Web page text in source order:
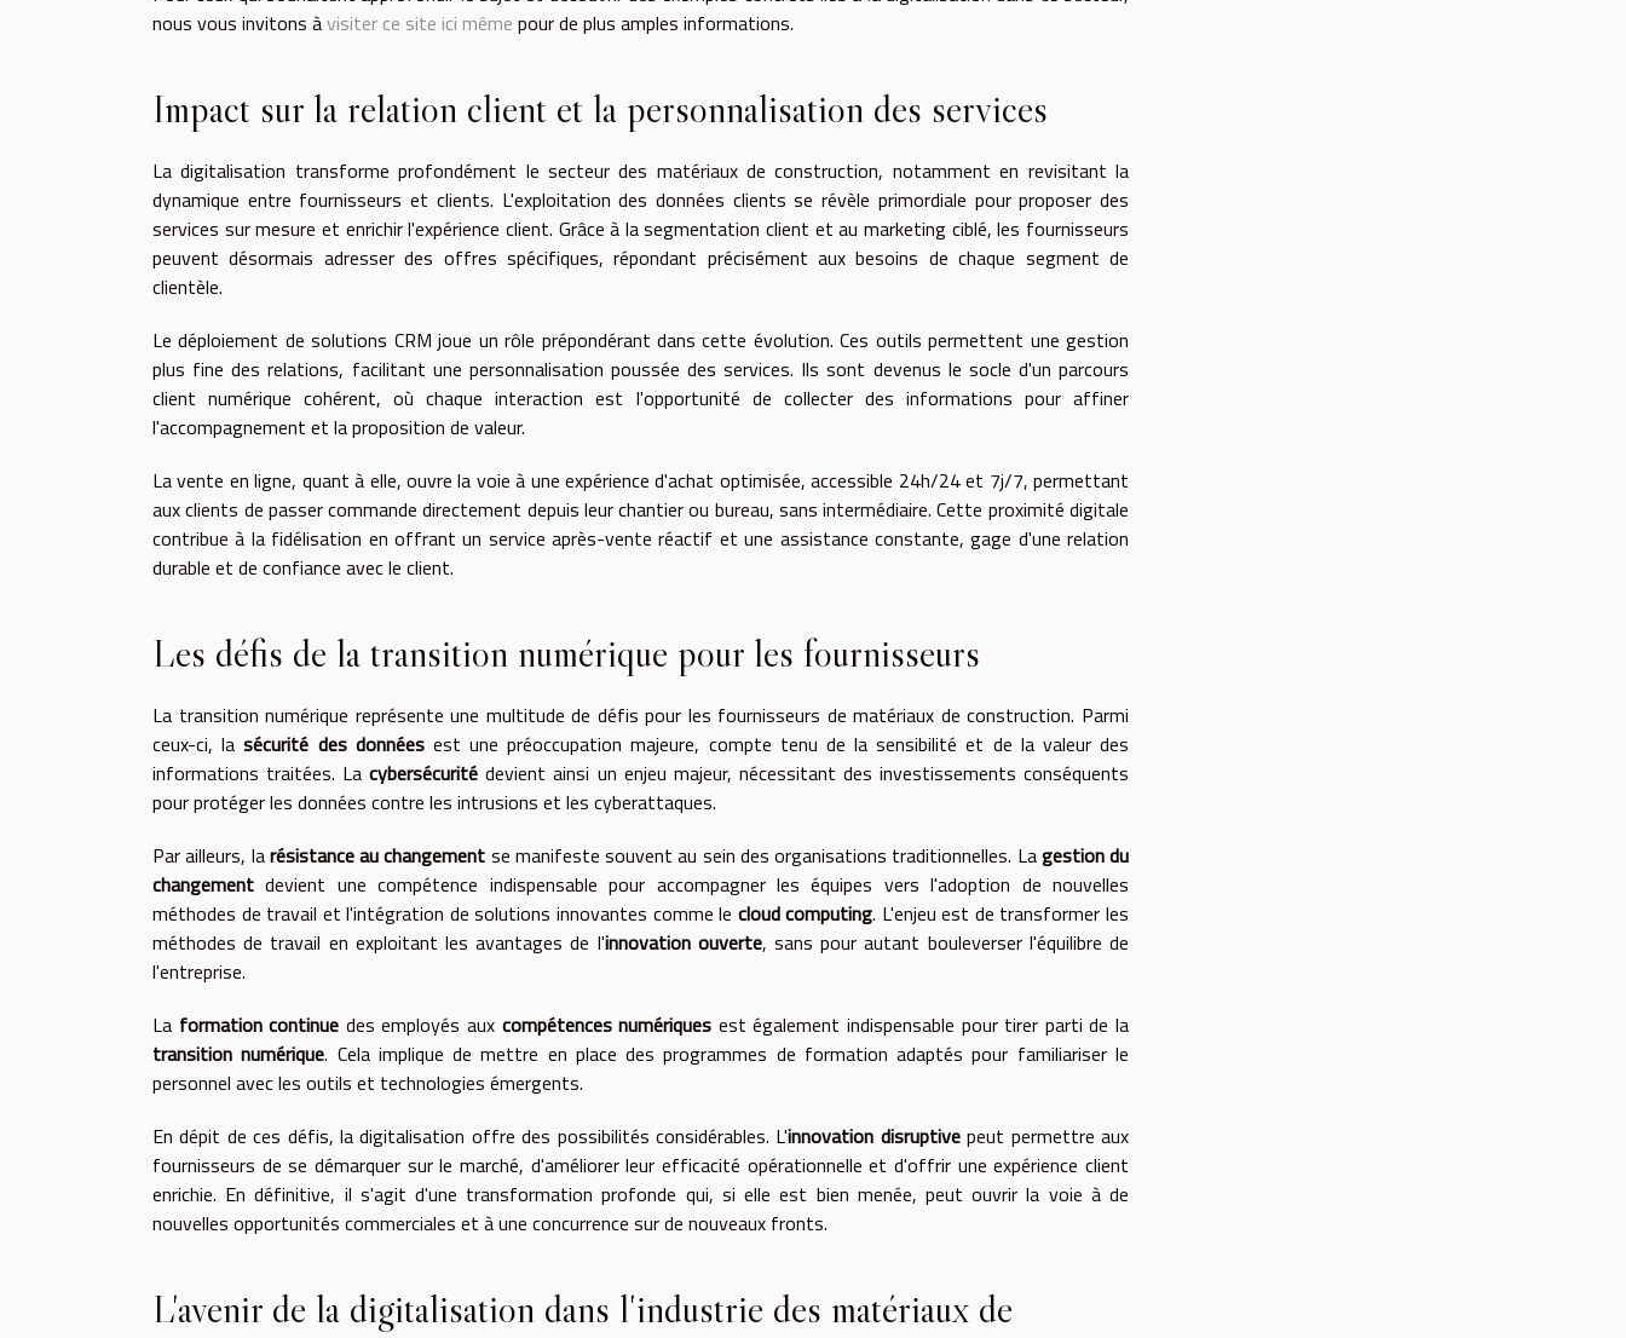
nous vous invitons àvisiter ce site ici même pour de plus amples informations.
Impact sur la relation client et la personnalisation des services
La digitalisation transforme profondément le secteur des matériaux de construction, notamment en revisitant la
dynamique entre fournisseurs et clients. L'exploitation des données clients se révèle primordiale pour proposer des
services sur mesure et enrichir l'expérience client. Grâce à la segmentation client et au marketing ciblé, les fournisseurs
peuvent désormais adresser des offres spécifiques, répondant précisément aux besoins de chaque segment de
clientèle.
Le déploiement de solutions CRM joue un rôle prépondérant dans cette évolution. Ces outils permettent une gestion
plus fine des relations, facilitant une personnalisation poussée des services. Ils sont devenus le socle d'un parcours
client numérique cohérent, où chaque interaction est l'opportunité de collecter des informations pour affiner
l'accompagnement et la proposition de valeur.
La vente en ligne, quant à elle, ouvre la voie à une expérience d'achat optimisée, accessible 24h/24 et 7j/7, permettant
aux clients de passer commande directement depuis leur chantier ou bureau, sans intermédiaire. Cette proximité digitale
contribue à la fidélisation en offrant un service après-vente réactif et une assistance constante, gage d'une relation
durable et de confiance avec le client.
Les défis de la transition numérique pour les fournisseurs
La transition numérique représente une multitude de défis pour les fournisseurs de matériaux de construction. Parmi
ceux-ci, lasécurité des donnéesest une préoccupation majeure, compte tenu de la sensibilité et de la valeur des
informations traitées. Lacybersécurité devient ainsi un enjeu majeur, nécessitant des investissements conséquents
pour protéger les données contre les intrusions et les cyberattaques.
Par ailleurs, larésistance au changement se manifeste souvent au sein des organisations traditionnelles. Lagestion du
changement devient une compétence indispensable pour accompagner les équipes vers l'adoption de nouvelles
méthodes de travail et l'intégration de solutions innovantes comme le cloud computing. L'enjeu est de transformer les
méthodes de travail en exploitant les avantages de l'innovation ouverte, sans pour autant bouleverser l'équilibre de
l'entreprise.
La formation continue des employés aux compétences numériques est également indispensable pour tirer parti de la
transition numérique. Cela implique de mettre en place des programmes de formation adaptés pour familiariser le
personnel avec les outils et technologies émergents.
En dépit de ces défis, la digitalisation offre des possibilités considérables. L'innovation disruptivepeut permettre aux
fournisseurs de se démarquer sur le marché, d'améliorer leur efficacité opérationnelle et d'offrir une expérience client
enrichie. En définitive, il s'agit d'une transformation profonde qui, si elle est bien menée, peut ouvrir la voie à de
nouvelles opportunités commerciales et à une concurrence sur de nouveaux fronts.
L'avenir de la digitalisation dans l'industrie des matériaux de